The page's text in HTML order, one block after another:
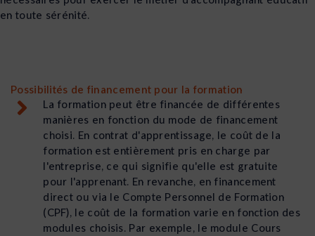
en toute sérénité.
Possibilités de financement pour la formation
La formation peut être financée de différentes
manières en fonction du mode de financement
choisi. En contrat d'apprentissage, le coût de la
formation est entièrement pris en charge par
l'entreprise, ce qui signifie qu'elle est gratuite
pour l'apprenant. En revanche, en financement
direct ou via le Compte Personnel de Formation
(CPF), le coût de la formation varie en fonction des
modules choisis. Par exemple, le module Cours